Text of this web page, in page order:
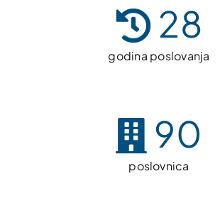
28
godina poslovanja
90
poslovnica